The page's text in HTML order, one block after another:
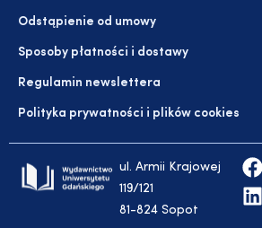
Odstąpienie od umowy
Sposoby płatności i dostawy
Regulamin newslettera
Polityka prywatności i plików cookies
ul. Armii Krajowej
119/121
81-824 Sopot